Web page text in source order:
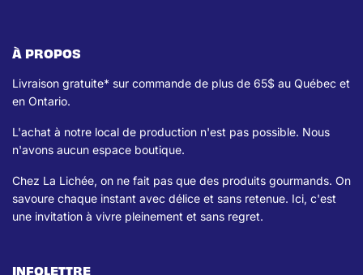
À PROPOS
Livraison gratuite* sur commande de plus de 65$ au Québec et
en Ontario.
L'achat à notre local de production n'est pas possible. Nous
n'avons aucun espace boutique.
Chez La Lichée, on ne fait pas que des produits gourmands. On
savoure chaque instant avec délice et sans retenue. Ici, c'est
une invitation à vivre pleinement et sans regret.
INFOLETTRE